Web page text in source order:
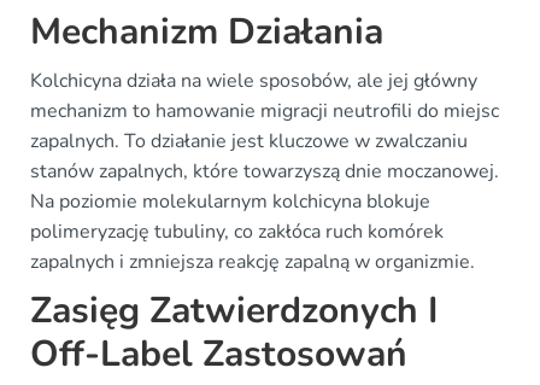
Mechanizm Działania
Kolchicyna działa na wiele sposobów, ale jej główny
mechanizm to hamowanie migracji neutrofili do miejsc
zapalnych. To działanie jest kluczowe w zwalczaniu
stanów zapalnych, które towarzyszą dnie moczanowej.
Na poziomie molekularnym kolchicyna blokuje
polimeryzację tubuliny, co zakłóca ruch komórek
zapalnych i zmniejsza reakcję zapalną w organizmie.
Zasięg Zatwierdzonych I
Off-Label Zastosowań